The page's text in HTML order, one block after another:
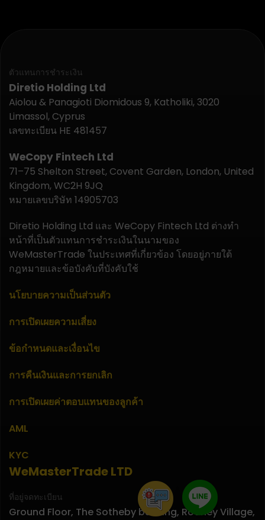
WeMasterTrade LTD
ที่อยู่จดทะเบียน
Ground Floor, The Sotheby building, Rodney Village,
ตัวแทนการชำระเงิน
Diretio Holding Ltd
Aiolou & Panagioti Diomidous 9, Katholiki, 3020
Limassol, Cyprus
เลขทะเบียน HE 481457
WeCopy Fintech Ltd
71–75 Shelton Street, Covent Garden, London, United
Kingdom, WC2H 9JQ
หมายเลขบริษัท 14905703
Diretio Holding Ltd และ WeCopy Fintech Ltd ต่างทำ
หน้าที่เป็นตัวแทนการชำระเงินในนามของ
WeMasterTrade ในประเทศที่เกี่ยวข้อง โดยอยู่ภายใต้
กฎหมายและข้อบังคับที่บังคับใช้
นโยบายความเป็นส่วนตัว
การเปิดเผยความเสี่ยง
ข้อกำหนดและเงื่อนไข
การคืนเงินและการยกเลิก
การเปิดเผยค่าตอบแทนของลูกค้า
AML
KYC